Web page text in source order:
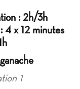
: 2h/3h
4 x 12 minutes
1